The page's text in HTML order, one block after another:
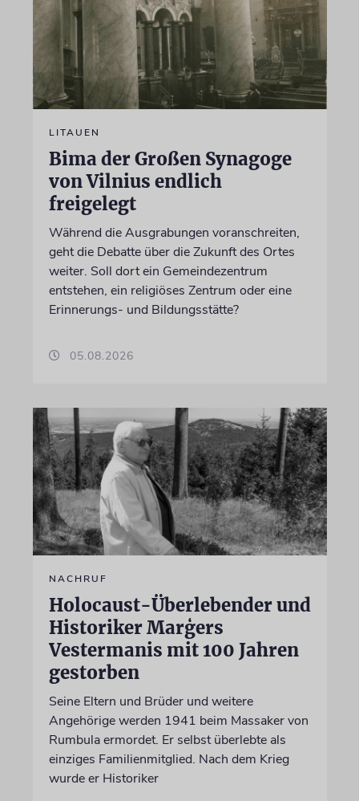
LITAUEN
Bima der Großen Synagoge
von Vilnius endlich
freigelegt
Während die Ausgrabungen voranschreiten,
geht die Debatte über die Zukunft des Ortes
weiter. Soll dort ein Gemeindezentrum
entstehen, ein religiöses Zentrum oder eine
Erinnerungs- und Bildungsstätte?
05.08.2026
NACHRUF
Holocaust-Überlebender und
Historiker Marģers
Vestermanis mit 100 Jahren
gestorben
Seine Eltern und Brüder und weitere
Angehörige werden 1941 beim Massaker von
Rumbula ermordet. Er selbst überlebte als
einziges Familienmitglied. Nach dem Krieg
wurde er Historiker